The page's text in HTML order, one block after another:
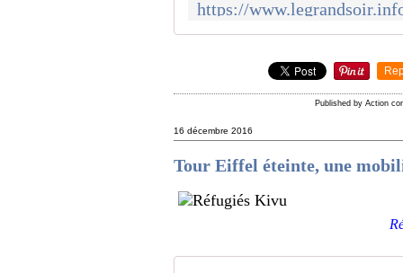
Published by Action
16 décembre 2016
Tour Eiffel éteinte, une